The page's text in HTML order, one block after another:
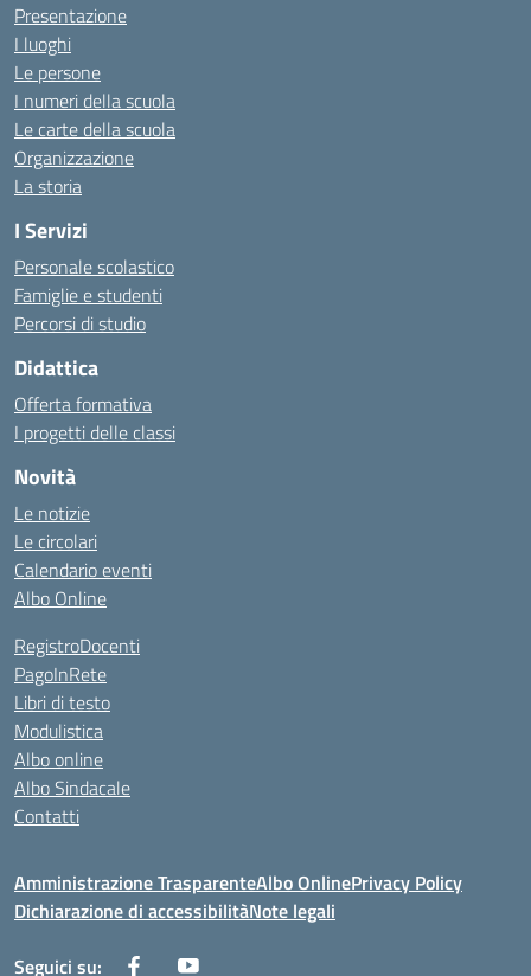
Presentazione
I luoghi
Le persone
I numeri della scuola
Le carte della scuola
Organizzazione
La storia
I Servizi
Personale scolastico
Famiglie e studenti
Percorsi di studio
Didattica
Offerta formativa
I progetti delle classi
Novità
Le notizie
Le circolari
Calendario eventi
Albo Online
RegistroDocenti
PagoInRete
Libri di testo
Modulistica
Albo online
Albo Sindacale
Contatti
Amministrazione TrasparenteAlbo OnlinePrivacy Policy
Dichiarazione di accessibilitàNote legali
Seguici su: